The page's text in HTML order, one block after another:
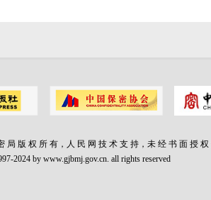
局 版 权 所 有，人 民 网 技 术 支 持，未 经 书 面 授 权
2024 by www.gjbmj.gov.cn. all rights reserved